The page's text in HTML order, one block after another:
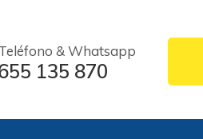
& Whatsapp
135 870